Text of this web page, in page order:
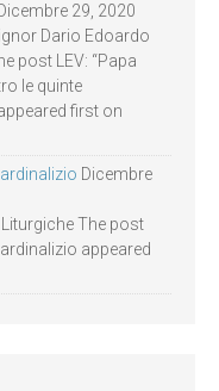
29, 2020
Dario Edoardo
post LEV: “Papa
le quinte
first on
Dicembre
The post
appeared